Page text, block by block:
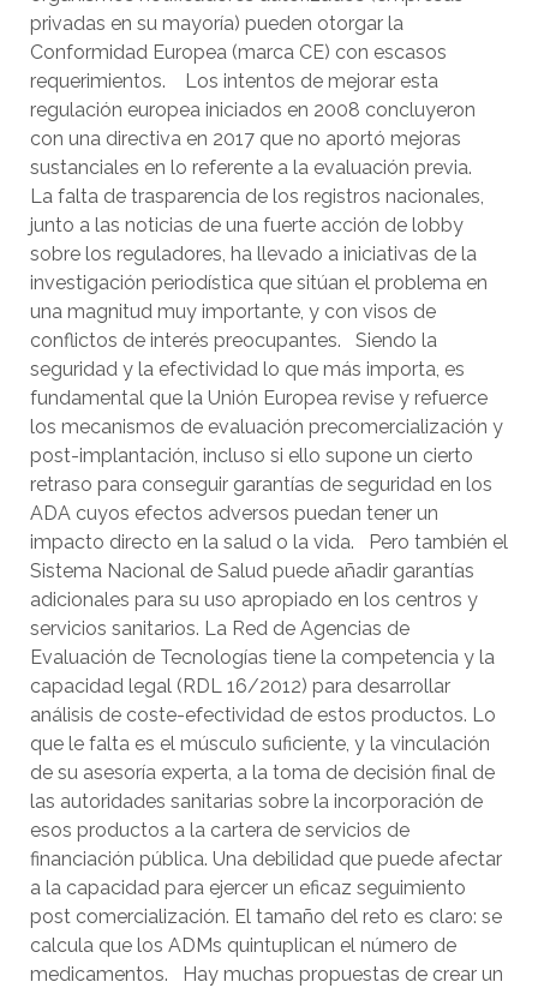
privadas en su mayoría) pueden otorgar la
Conformidad Europea (marca CE) con escasos
requerimientos. Los intentos de mejorar esta
regulación europea iniciados en 2008 concluyeron
con una directiva en 2017 que no aportó mejoras
sustanciales en lo referente a la evaluación previa.
La falta de trasparencia de los registros nacionales,
junto a las noticias de una fuerte acción de lobby
sobre los reguladores, ha llevado a iniciativas de la
investigación periodística que sitúan el problema en
una magnitud muy importante, y con visos de
conflictos de interés preocupantes. Siendo la
seguridad y la efectividad lo que más importa, es
fundamental que la Unión Europea revise y refuerce
los mecanismos de evaluación precomercialización y
post-implantación, incluso si ello supone un cierto
retraso para conseguir garantías de seguridad en los
ADA cuyos efectos adversos puedan tener un
impacto directo en la salud o la vida. Pero también el
Sistema Nacional de Salud puede añadir garantías
adicionales para su uso apropiado en los centros y
servicios sanitarios. La Red de Agencias de
Evaluación de Tecnologías tiene la competencia y la
capacidad legal (RDL 16/2012) para desarrollar
análisis de coste-efectividad de estos productos. Lo
que le falta es el músculo suficiente, y la vinculación
de su asesoría experta, a la toma de decisión final de
las autoridades sanitarias sobre la incorporación de
esos productos a la cartera de servicios de
financiación pública. Una debilidad que puede afectar
a la capacidad para ejercer un eficaz seguimiento
post comercialización. El tamaño del reto es claro: se
calcula que los ADMs quintuplican el número de
medicamentos. Hay muchas propuestas de crear un